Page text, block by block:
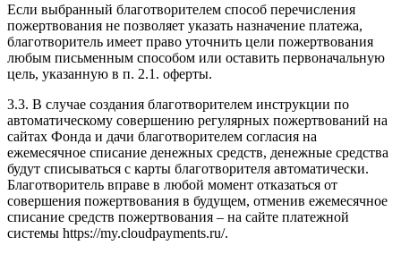
Если выбранный благотворителем способ перечисления
пожертвования не позволяет указать назначение платежа,
благотворитель имеет право уточнить цели пожертвования
любым письменным способом или оставить первоначальную
цель, указанную в п. 2.1. оферты.
3.3. В случае создания благотворителем инструкции по
автоматическому совершению регулярных пожертвований на
сайтах Фонда и дачи благотворителем согласия на
ежемесячное списание денежных средств, денежные средства
будут списываться с карты благотворителя автоматически.
Благотворитель вправе в любой момент отказаться от
совершения пожертвования в будущем, отменив ежемесячное
списание средств пожертвования – на сайте платежной
системы https://my.cloudpayments.ru/.